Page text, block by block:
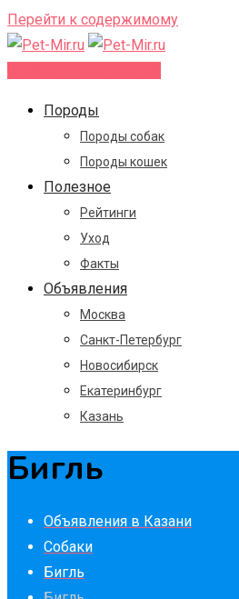
Перейти к содержимому
Породы
Породы собак
Породы кошек
Полезное
Рейтинги
Уход
Факты
Объявления
Москва
Санкт-Петербург
Новосибирск
Екатеринбург
Казань
Бигль
Объявления в Казани
Собаки
Бигль